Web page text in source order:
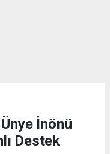
İnönü
Destek